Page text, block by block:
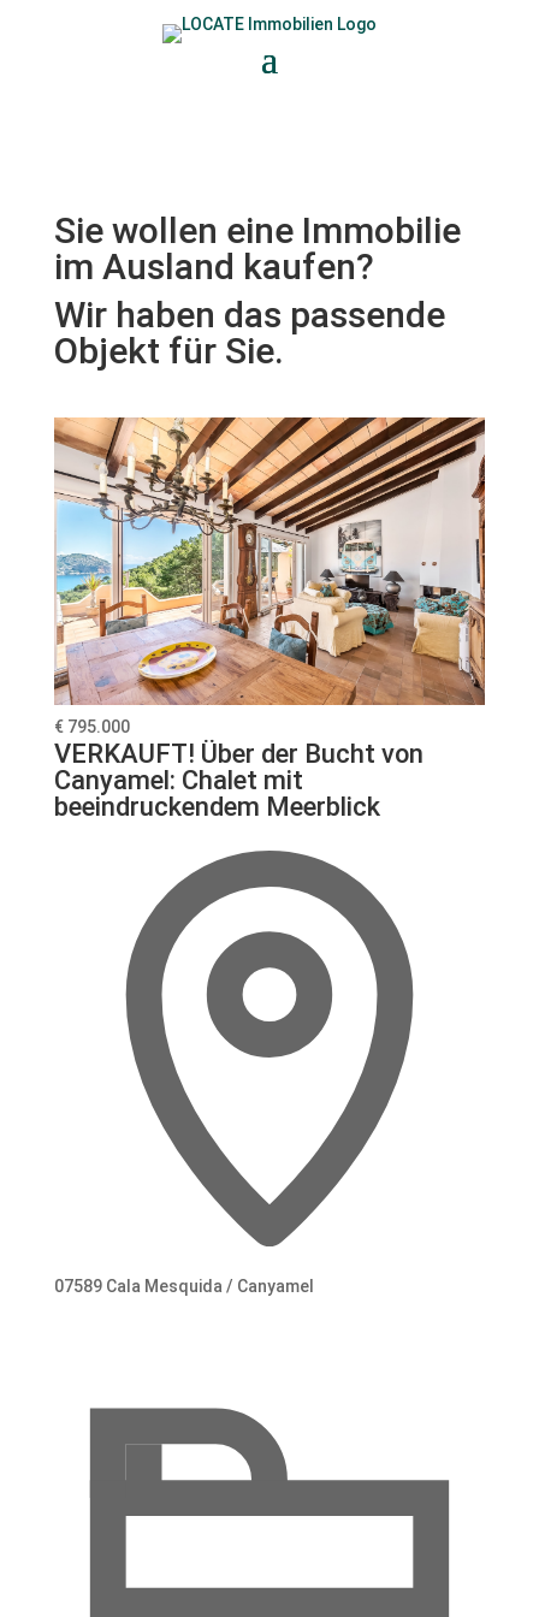
Sie wollen eine Immobilie
im Ausland kaufen?
Wir haben das passende
Objekt für Sie.
€ 795.000
VERKAUFT! Über der Bucht von
Canyamel: Chalet mit
beeindruckendem Meerblick
07589 Cala Mesquida / Canyamel